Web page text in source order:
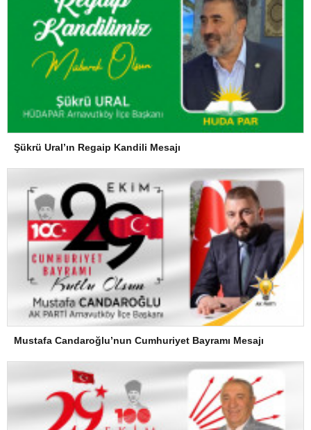
Şükrü Ural’ın Regaip Kandili Mesajı
Mustafa Candaroğlu’nun Cumhuriyet Bayramı Mesajı